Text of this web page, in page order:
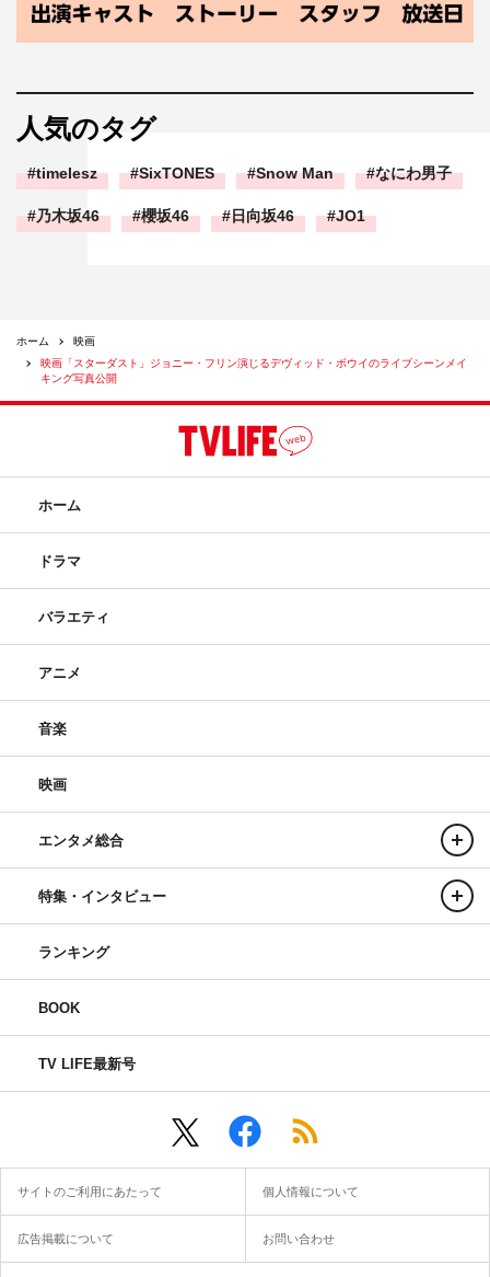
人気のタグ
timelesz SixTONES Snow Man なにわ男子
乃木坂46 櫻坂46 日向坂46 JO1
ホーム
映画
映画「スターダスト」ジョニー・フリン演じるデヴィッド・ボウイのライブシーンメイ
キング写真公開
ホーム
ドラマ
バラエティ
アニメ
音楽
映画
エンタメ総合
特集・インタビュー
ランキング
BOOK
TV LIFE最新号
サイトのご利用にあたって 個人情報について
広告掲載について お問い合わせ